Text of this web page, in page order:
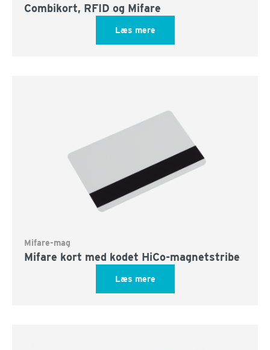
Combikort, RFID og Mifare
Læs mere
Mifare-mag
Mifare kort med kodet HiCo-magnetstribe
Læs mere